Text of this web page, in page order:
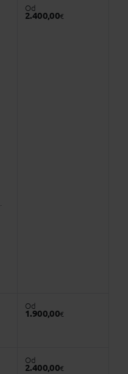
Od
2.400,00€
Od
1.900,00€
Od
2.400,00€